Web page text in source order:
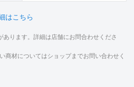
はこちら
ります。詳細は店舗にお問合わせくださ
商材についてはショップまでお問い合わせく